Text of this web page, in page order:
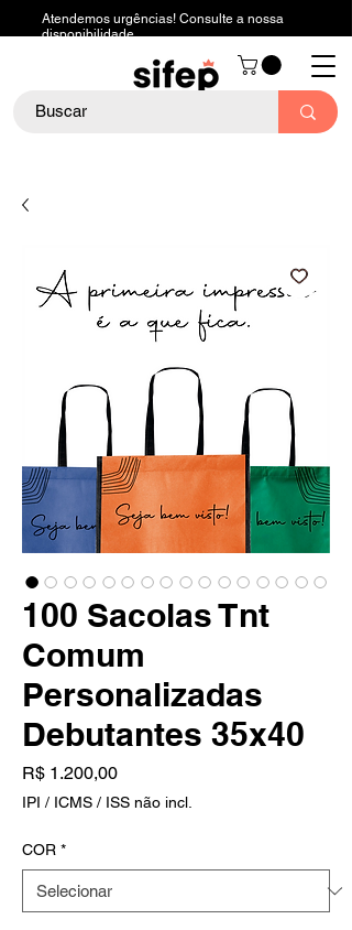
Atendemos urgências! Consulte a nossa
disponibilidade.
100 Sacolas Tnt
Comum
Personalizadas
Debutantes 35x40
R$ 1.200,00Preço
IPI / ICMS / ISS não incl.
COR *